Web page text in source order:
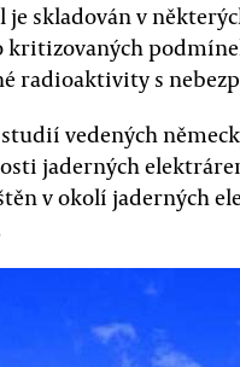
skladován v
kritizovaných
radioaktivity s
vedených
jaderných
v okolí jaderných